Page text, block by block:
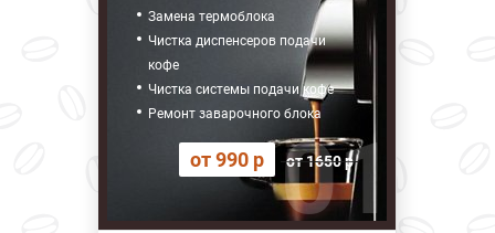
Замена термоблока
Чистка диспенсеров подачи
кофе
Чистка системы подачи кофе
Ремонт заварочного блока
от 990 р от 1650 р